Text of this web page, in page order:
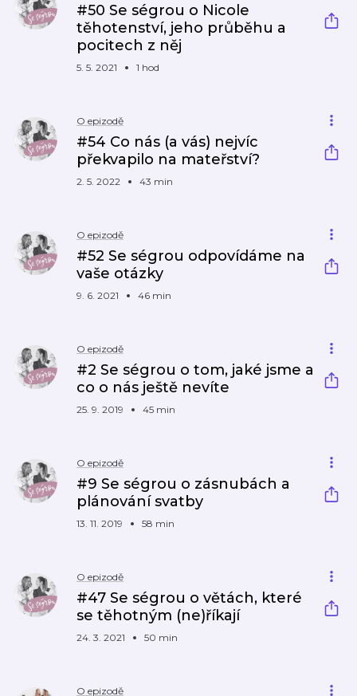
#50 Se ségrou o Nicole
těhotenství, jeho průběhu a
pocitech z něj
5. 5. 2021 1 hod
O epizodě
#54 Co nás (a vás) nejvíc
překvapilo na mateřství?
2. 5. 2022 43 min
O epizodě
#52 Se ségrou odpovídáme na
vaše otázky
9. 6. 2021 46 min
O epizodě
#2 Se ségrou o tom, jaké jsme a
co o nás ještě nevíte
25. 9. 2019 45 min
O epizodě
#9 Se ségrou o zásnubách a
plánování svatby
13. 11. 2019 58 min
O epizodě
#47 Se ségrou o větách, které
se těhotným (ne)říkají
24. 3. 2021 50 min
O epizodě